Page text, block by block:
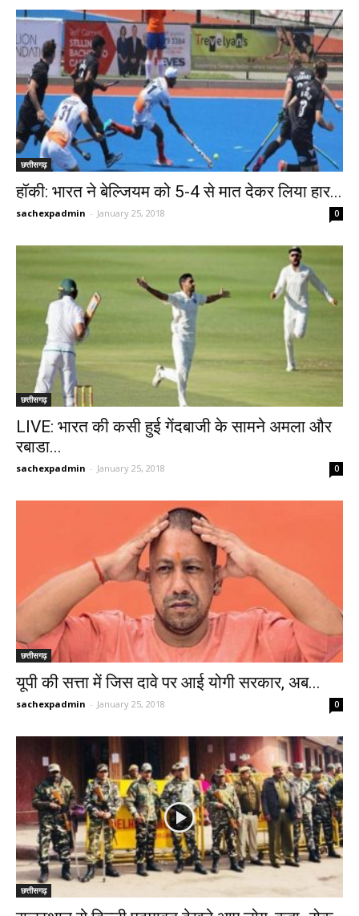
छत्तीसगढ़
हॉकी: भारत ने बेल्जियम को 5-4 से मात देकर लिया हार...
sachexpadmin - January 25, 2018 0
छत्तीसगढ़
LIVE: भारत की कसी हुई गेंदबाजी के सामने अमला और
रबाडा...
sachexpadmin - January 25, 2018 0
छत्तीसगढ़
यूपी की सत्ता में जिस दावे पर आई योगी सरकार, अब...
sachexpadmin - January 25, 2018 0
छत्तीसगढ़